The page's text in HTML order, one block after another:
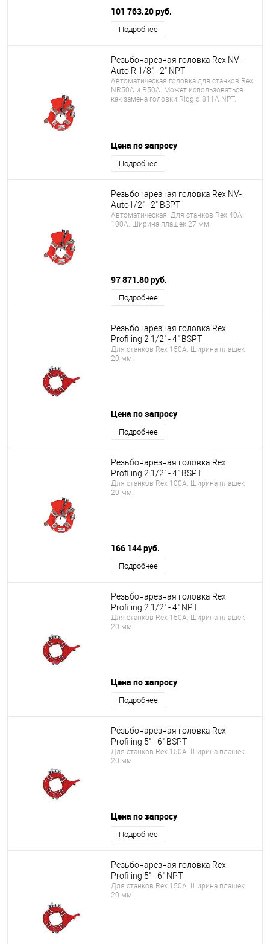
101 763.20 руб.
Подробнее
Резьбонарезная головка Rex NV-
Auto R 1/8" - 2" NPT
Автоматическая головка для cтанков Rex
NR50A и R50A. Может использоваться
как замена головки Ridgid 811A NPT.
Цена по запросу
Подробнее
Резьбонарезная головка Rex NV-
Auto1/2" - 2" BSPT
Автоматическая. Для станков Rex 40A-
100A. Ширина плашек 27 мм.
97 871.80 руб.
Подробнее
Резьбонарезная головка Rex
Profiling 2 1/2" - 4" BSPT
Для станков Rex 150A. Ширина плашек
20 мм.
Цена по запросу
Подробнее
Резьбонарезная головка Rex
Profiling 2 1/2" - 4" BSPT
Для станков Rex 100A. Ширина плашек
20 мм.
166 144 руб.
Подробнее
Резьбонарезная головка Rex
Profiling 2 1/2" - 4" NPT
Для станков Rex 150A. Ширина плашек
20 мм.
Цена по запросу
Подробнее
Резьбонарезная головка Rex
Profiling 5" - 6" BSPT
Для станков Rex 150A. Ширина плашек
20 мм.
Цена по запросу
Подробнее
Резьбонарезная головка Rex
Profiling 5" - 6" NPT
Для станков Rex 150A. Ширина плашек
20 мм.